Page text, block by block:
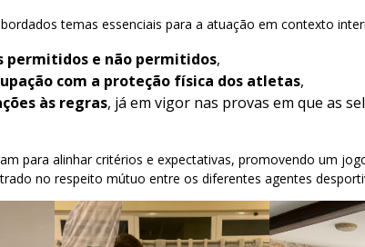
temas essenciais para a atuação em contexto
permitidos e não permitidos,
com a proteção física dos atletas,
às regras, já em vigor nas provas em que as
para alinhar critérios e expectativas, promovendo um
no respeito mútuo entre os diferentes agentes